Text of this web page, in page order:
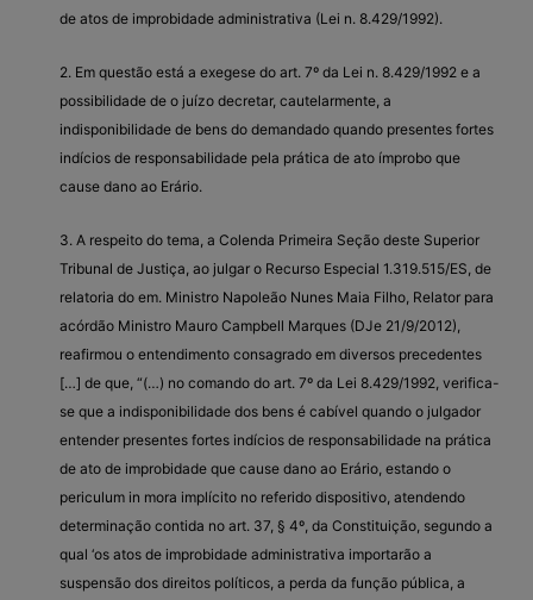
de atos de improbidade administrativa (Lei n. 8.429/1992).
2. Em questão está a exegese do art. 7º da Lei n. 8.429/1992 e a
possibilidade de o juízo decretar, cautelarmente, a
indisponibilidade de bens do demandado quando presentes fortes
indícios de responsabilidade pela prática de ato ímprobo que
cause dano ao Erário.
3. A respeito do tema, a Colenda Primeira Seção deste Superior
Tribunal de Justiça, ao julgar o Recurso Especial 1.319.515/ES, de
relatoria do em. Ministro Napoleão Nunes Maia Filho, Relator para
acórdão Ministro Mauro Campbell Marques (DJe 21/9/2012),
reafirmou o entendimento consagrado em diversos precedentes
[…] de que, “(…) no comando do art. 7º da Lei 8.429/1992, verifica-
se que a indisponibilidade dos bens é cabível quando o julgador
entender presentes fortes indícios de responsabilidade na prática
de ato de improbidade que cause dano ao Erário, estando o
periculum in mora implícito no referido dispositivo, atendendo
determinação contida no art. 37, § 4º, da Constituição, segundo a
qual ‘os atos de improbidade administrativa importarão a
suspensão dos direitos políticos, a perda da função pública, a